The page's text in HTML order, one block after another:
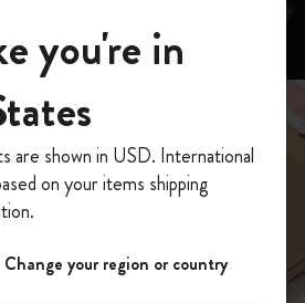
グラス）
スライド表示2
表示3
ンの世界へようこそ
」を入力すると、初回注
送料無料になります。セ
レット品は適用外。
ントを作成して限定オフ
、さらに多くのインスピ
you're in
are shown in USD. International
on your items shipping
your region or country